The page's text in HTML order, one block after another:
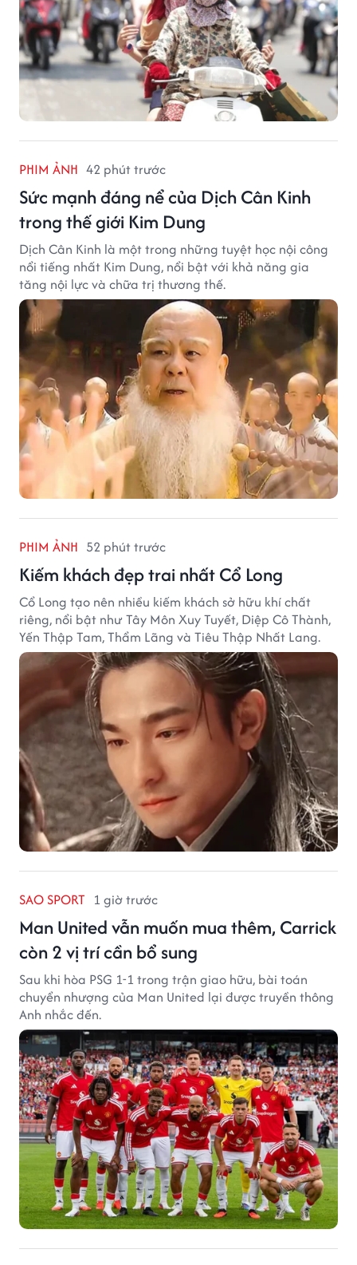
PHIM ẢNH 42 phút trước
Sức mạnh đáng nể của Dịch Cân Kinh
trong thế giới Kim Dung
Dịch Cân Kinh là một trong những tuyệt học nội công
nổi tiếng nhất Kim Dung, nổi bật với khả năng gia
tăng nội lực và chữa trị thương thế.
PHIM ẢNH 52 phút trước
Kiếm khách đẹp trai nhất Cổ Long
Cổ Long tạo nên nhiều kiếm khách sở hữu khí chất
riêng, nổi bật như Tây Môn Xuy Tuyết, Diệp Cô Thành,
Yến Thập Tam, Thẩm Lãng và Tiêu Thập Nhất Lang.
SAO SPORT 1 giờ trước
Man United vẫn muốn mua thêm, Carrick
còn 2 vị trí cần bổ sung
Sau khi hòa PSG 1-1 trong trận giao hữu, bài toán
chuyển nhượng của Man United lại được truyền thông
Anh nhắc đến.